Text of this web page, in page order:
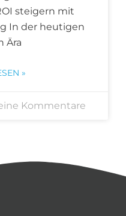
steigern mit
In der heutigen
Ära
»
Kommentare